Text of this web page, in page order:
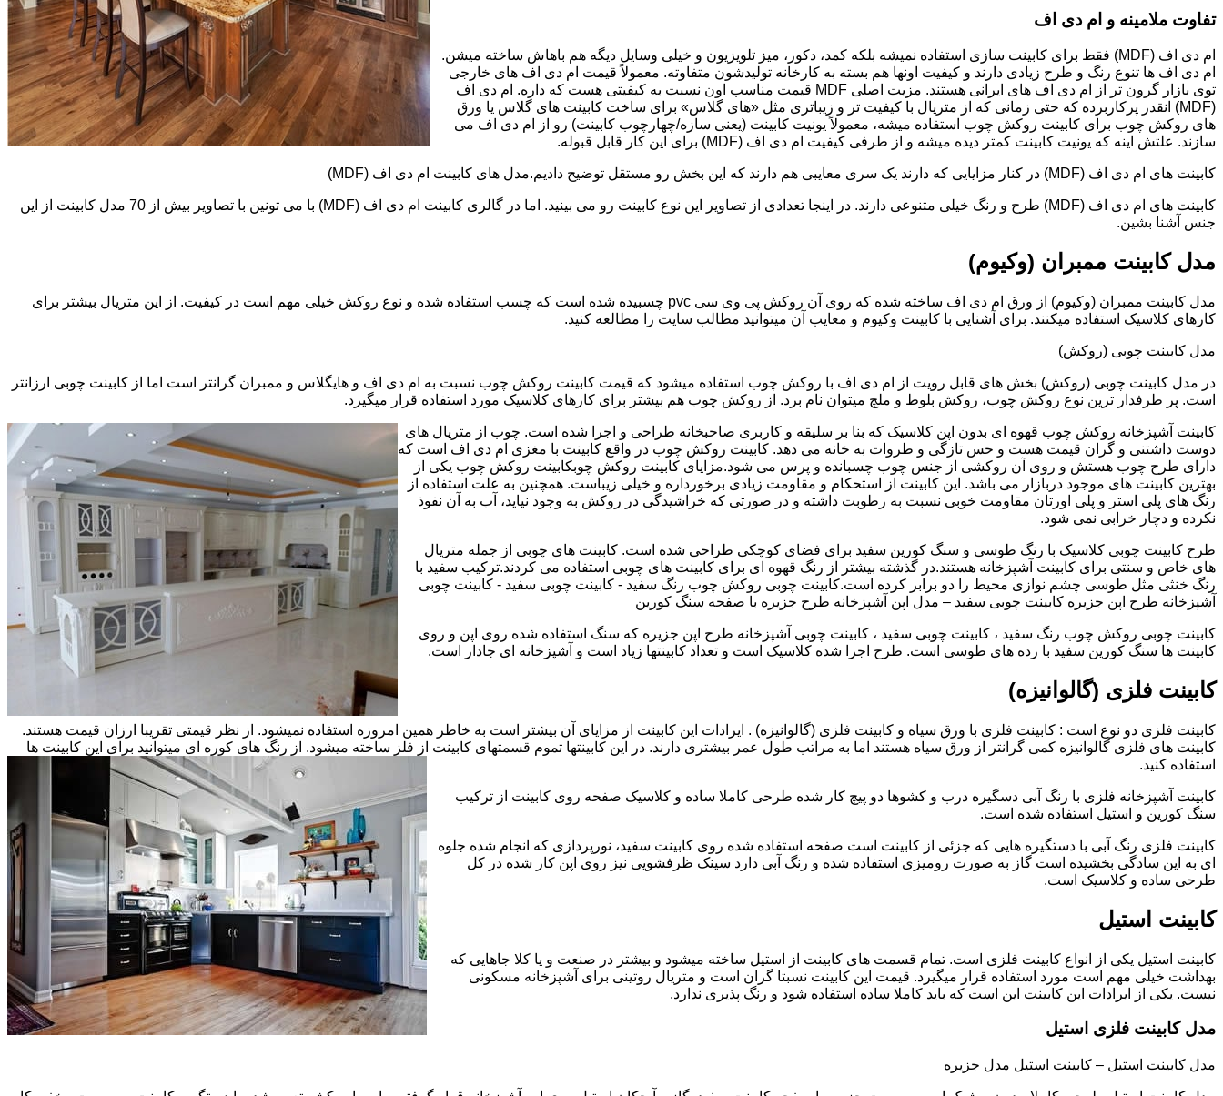
تفاوت ملامینه و ام دی اف
ام دی اف (MDF) فقط برای کابینت سازی استفاده نمیشه بلکه کمد، دکور، میز تلویزیون و خیلی وسایل دیگه هم باهاش ساخته میشن.
ام دی اف ها تنوع رنگ و طرح زیادی دارند و کیفیت اونها هم بسته به کارخانه تولیدشون متفاوته. معمولاً قیمت ام دی اف های خارجی
توی بازار گرون تر از ام دی اف های ایرانی هستند. مزیت اصلی MDF قیمت مناسب اون نسبت به کیفیتی هست که داره. ام دی اف
(MDF) انقدر پرکاربرده که حتی زمانی که از متریال با کیفیت تر و زیباتری مثل «های گلاس» برای ساخت کابینت های گلاس یا ورق
های روکش چوب برای کابینت روکش چوب استفاده میشه، معمولاً یونیت کابینت (یعنی سازه/چهارچوب کابینت) رو از ام دی اف می
سازند. علتش اینه که یونیت کابینت کمتر دیده میشه و از طرفی کیفیت ام دی اف (MDF) برای این کار قابل قبوله.
کابینت های ام دی اف (MDF) در کنار مزایایی که دارند یک سری معایبی هم دارند که این بخش رو مستقل توضیح دادیم.مدل های کابینت ام دی اف (MDF)
کابینت های ام دی اف (MDF) طرح و رنگ خیلی متنوعی دارند. در اینجا تعدادی از تصاویر این نوع کابینت رو می بینید. اما در گالری کابینت ام دی اف (MDF) با می تونین با تصاویر بیش از 70 مدل کابینت از این
جنس آشنا بشین.
مدل کابینت ممبران (وکیوم)
مدل کابینت ممبران (وکیوم) از ورق ام دی اف ساخته شده که روی آن روکش پی وی سی pvc چسبیده شده است که چسب استفاده شده و نوع روکش خیلی مهم است در کیفیت. از این متریال بیشتر برای
کارهای کلاسیک استفاده میکنند. برای آشنایی با کابینت وکیوم و معایب آن میتوانید مطالب سایت را مطالعه کنید.
مدل کابینت چوبی (روکش)
در مدل کابینت چوبی (روکش) بخش های قابل رویت از ام دی اف با روکش چوب استفاده میشود که قیمت کابینت روکش چوب نسبت به ام دی اف و هایگلاس و ممبران گرانتر است اما از کابینت چوبی ارزانتر
است. پر طرفدار ترین نوع روکش چوب، روکش بلوط و ملچ میتوان نام برد. از روکش چوب هم بیشتر برای کارهای کلاسیک مورد استفاده قرار میگیرد.
کابینت آشپزخانه روکش چوب قهوه ای بدون اپن کلاسیک که بنا بر سلیقه و کاربری صاحبخانه طراحی و اجرا شده است. چوب از متریال های
دوست داشتنی و گران قیمت هست و حس تازگی و طروات به خانه می دهد. کابینت روکش چوب در واقع کابینت با مغزی ام دی اف است که
دارای طرح چوب هستش و روی آن روکشی از جنس چوب چسبانده و پرس می شود.مزایای کابینت روکش چوبکابینت روکش چوب یکی از
بهترین کابینت های موجود دربازار می باشد. این کابینت از استحکام و مقاومت زیادی برخورداره و خیلی زیباست. همچنین به علت استفاده از
رنگ های پلی استر و پلی اورتان مقاومت خوبی نسبت به رطوبت داشته و در صورتی که خراشیدگی در روکش به وجود نیاید، آب به آن نفوذ
نکرده و دچار خرابی نمی شود.
طرح کابینت چوبی کلاسیک با رنگ طوسی و سنگ کورین سفید برای فضای کوچکی طراحی شده است. کابینت های چوبی از جمله متریال
های خاص و سنتی برای کابینت آشپزخانه هستند.در گذشته بیشتر از رنگ قهوه ای برای کابینت های چوبی استفاده می کردند.ترکیب سفید با
رنگ خنثی مثل طوسی چشم نوازی محیط را دو برابر کرده است.کابینت چوبی روکش چوب رنگ سفید - کابینت چوبی سفید - کابینت چوبی
آشپزخانه طرح اپن جزیره کابینت چوبی سفید – مدل اپن آشپزخانه طرح جزیره با صفحه سنگ کورین
کابینت چوبی روکش چوب رنگ سفید ، کابینت چوبی سفید ، کابینت چوبی آشپزخانه طرح اپن جزیره که سنگ استفاده شده روی اپن و روی
کابینت ها سنگ کورین سفید با رده های طوسی است. طرح اجرا شده کلاسیک است و تعداد کابینتها زیاد است و آشپزخانه ای جادار است.
کابینت فلزی (گالوانیزه)
کابینت فلزی دو نوع است : کابینت فلزی با ورق سیاه و کابینت فلزی (گالوانیزه) . ایرادات این کابینت از مزایای آن بیشتر است به خاطر همین امروزه استفاده نمیشود. از نظر قیمتی تقریبا ارزان قیمت هستند.
کابینت های فلزی گالوانیزه کمی گرانتر از ورق سیاه هستند اما به مراتب طول عمر بیشتری دارند. در این کابینتها تموم قسمتهای کابینت از فلز ساخته میشود. از رنگ های کوره ای میتوانید برای این کابینت ها
استفاده کنید.
کابینت آشپزخانه فلزی با رنگ آبی دسگیره درب و کشوها دو پیچ کار شده طرحی کاملا ساده و کلاسیک صفحه روی کابینت از ترکیب
سنگ کورین و استیل استفاده شده است.
کابینت فلزی رنگ آبی با دستگیره هایی که جزئی از کابینت است صفحه استفاده شده روی کابینت سفید، نورپردازی که انجام شده جلوه
ای به این سادگی بخشیده است گاز به صورت رومیزی استفاده شده و رنگ آبی دارد سینک ظرفشویی نیز روی اپن کار شده در کل
طرحی ساده و کلاسیک است.
کابینت استیل
کابینت استیل یکی از انواع کابینت فلزی است. تمام قسمت های کابینت از استیل ساخته میشود و بیشتر در صنعت و یا کلا جاهایی که
بهداشت خیلی مهم است مورد استفاده قرار میگیرد. قیمت این کابینت نسبتا گران است و متریال روتینی برای آشپزخانه مسکونی
نیست. یکی از ایرادات این کابینت این است که باید کاملا ساده استفاده شود و رنگ پذیری ندارد.
مدل کابینت فلزی استیل
مدل کابینت استیل – کابینت استیل مدل جزیره